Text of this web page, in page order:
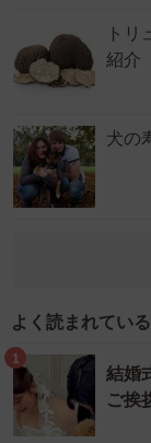
トリ
紹介
犬の
よく読まれてい
1
結婚
ご挨